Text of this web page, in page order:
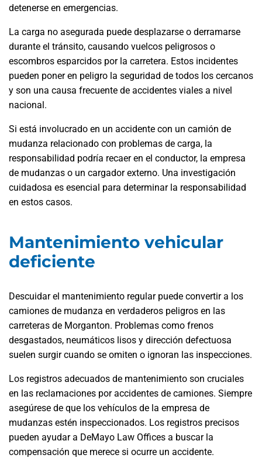
detenerse en emergencias.
La carga no asegurada puede desplazarse o derramarse
durante el tránsito, causando vuelcos peligrosos o
escombros esparcidos por la carretera. Estos incidentes
pueden poner en peligro la seguridad de todos los cercanos
y son una causa frecuente de accidentes viales a nivel
nacional.
Si está involucrado en un accidente con un camión de
mudanza relacionado con problemas de carga, la
responsabilidad podría recaer en el conductor, la empresa
de mudanzas o un cargador externo. Una investigación
cuidadosa es esencial para determinar la responsabilidad
en estos casos.
Mantenimiento vehicular
deficiente
Descuidar el mantenimiento regular puede convertir a los
camiones de mudanza en verdaderos peligros en las
carreteras de Morganton. Problemas como frenos
desgastados, neumáticos lisos y dirección defectuosa
suelen surgir cuando se omiten o ignoran las inspecciones.
Los registros adecuados de mantenimiento son cruciales
en las reclamaciones por accidentes de camiones. Siempre
asegúrese de que los vehículos de la empresa de
mudanzas estén inspeccionados. Los registros precisos
pueden ayudar a DeMayo Law Offices a buscar la
compensación que merece si ocurre un accidente.